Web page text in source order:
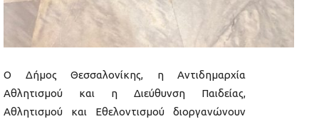
Ο Δήμος Θεσσαλονίκης, η Αντιδημαρχία
Αθλητισμού και η Διεύθυνση Παιδείας,
Αθλητισμού και Εθελοντισμού διοργανώνουν